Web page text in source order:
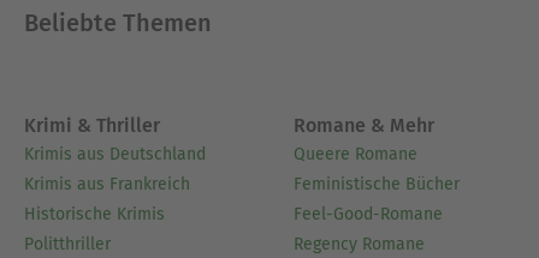
Beliebte Themen
Krimi & Thriller
Krimis aus Deutschland
Krimis aus Frankreich
Historische Krimis
Politthriller
Romane & Mehr
Queere Romane
Feministische Bücher
Feel-Good-Romane
Regency Romane